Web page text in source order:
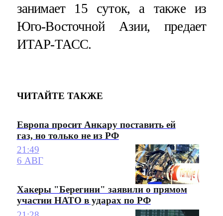
занимает 15 суток, а также из
Юго-Восточной Азии, предает
ИТАР-ТАСС.
ЧИТАЙТЕ ТАКЖЕ
Европа просит Анкару поставить ей
газ, но только не из РФ
21:49
6 АВГ
Хакеры "Берегини" заявили о прямом
участии НАТО в ударах по РФ